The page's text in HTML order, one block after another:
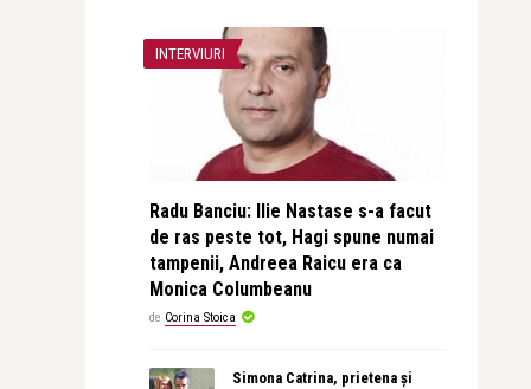
INTERVIURI
Radu Banciu: Ilie Nastase s-a facut
de ras peste tot, Hagi spune numai
tampenii, Andreea Raicu era ca
Monica Columbeanu
de Corina Stoica
Simona Catrina, prietena și